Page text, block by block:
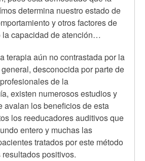
determina nuestro estado de
y otros factores de
la capacidad de atención…
terapia aún no contrastada por la
desconocida por parte de
de la
existen numerosos estudios y
avalan los beneficios de esta
los reeducadores auditivos que
entero y muchas las
tratados por este método
positivos.